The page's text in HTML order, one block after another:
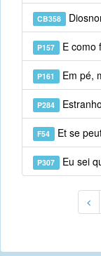
CB358
P157 E como
P161 Em pé,
P284
F54 Et se
P307 Eu sei